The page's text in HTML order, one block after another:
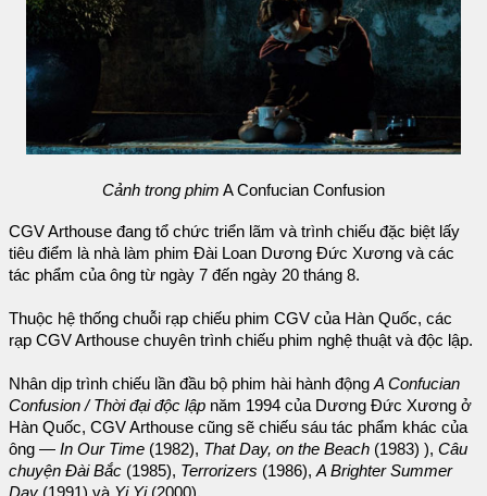
Cảnh trong phim A Confucian Confusion
CGV Arthouse đang tổ chức triển lãm và trình chiếu đặc biệt lấy
tiêu điểm là nhà làm phim Đài Loan Dương Đức Xương và các
tác phẩm của ông từ ngày 7 đến ngày 20 tháng 8.
Thuộc hệ thống chuỗi rạp chiếu phim CGV của Hàn Quốc, các
rạp CGV Arthouse chuyên trình chiếu phim nghệ thuật và độc lập.
Nhân dịp trình chiếu lần đầu bộ phim hài hành động A Confucian
Confusion / Thời đại độc lập năm 1994 của Dương Đức Xương ở
Hàn Quốc, CGV Arthouse cũng sẽ chiếu sáu tác phẩm khác của
ông — In Our Time (1982), That Day, on the Beach (1983) ), Câu
chuyện Đài Bắc (1985), Terrorizers (1986), A Brighter Summer
Day (1991) và Yi Yi(2000).